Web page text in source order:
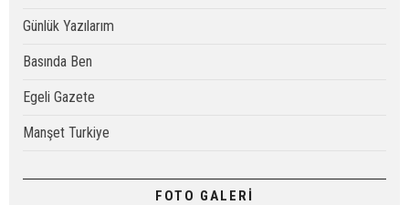
Günlük Yazılarım
Basında Ben
Egeli Gazete
Manşet Turkiye
FOTO GALERİ